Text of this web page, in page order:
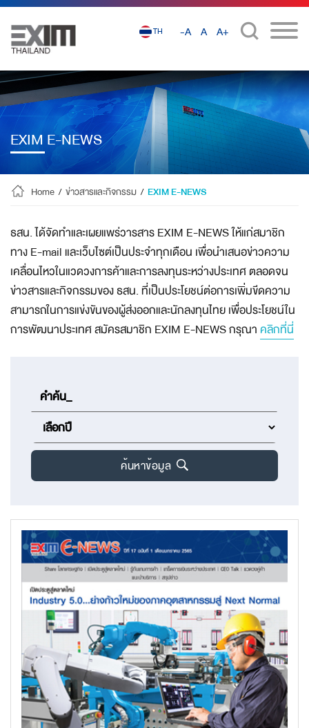
TH -A A A+
EXIM E-NEWS
Home / ข่าวสารและกิจกรรม / EXIM E-NEWS
ธสน. ได้จัดทำและเผยแพร่วารสาร EXIM E-NEWS ให้แก่สมาชิก
ทาง E-mail และเว็บไซต์เป็นประจำทุกเดือน เพื่อนำเสนอข่าวความ
เคลื่อนไหวในแวดวงการค้าและการลงทุนระหว่างประเทศ ตลอดจน
ข่าวสารและกิจกรรมของ ธสน. ที่เป็นประโยชน์ต่อการเพิ่มขีดความ
สามารถในการแข่งขันของผู้ส่งออกและนักลงทุนไทย เพื่อประโยชน์ใน
การพัฒนาประเทศ สมัครสมาชิก EXIM E-NEWS กรุณา คลิกที่นี่
ค้นหาข้อมูล